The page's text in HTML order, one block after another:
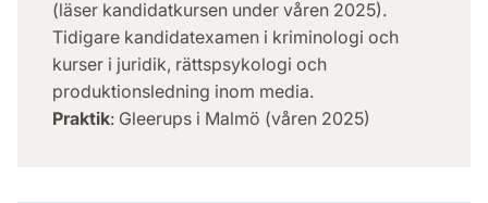
(läser kandidatkursen under våren 2025).
Tidigare kandidatexamen i kriminologi och
kurser i juridik, rättspsykologi och
produktionsledning inom media.
Praktik: Gleerups i Malmö (våren 2025)